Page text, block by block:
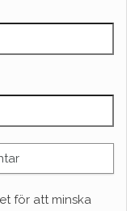
för att minska